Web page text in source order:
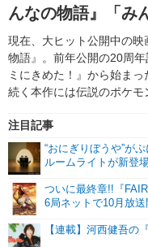
グッズ
声優
舞台
ラキりす
番組・動画一覧
動画
連載・ブログ
連載・ブログ一覧
編集部ブログ・お知ら
んなの物語』「み
現在、大ヒット公開中の
物語』。前年公開の20周
ミにきめた！』から始ま
続く本作には伝説のポケモ
注目記事
“おにぎりぼうや”が
ルームライトが新登
ついに最終章!!『
6局ネットで10月放
【連載】河西健吾の